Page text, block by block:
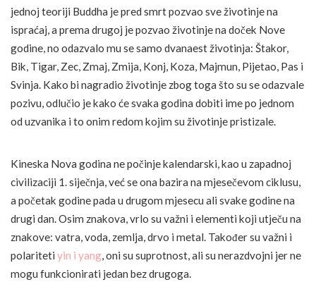
jednoj teoriji Buddha je pred smrt pozvao sve životinje na
ispraćaj, a prema drugoj je pozvao životinje na doček Nove
godine, no odazvalo mu se samo dvanaest životinja: Štakor,
Bik, Tigar, Zec, Zmaj, Zmija, Konj, Koza, Majmun, Pijetao, Pas i
Svinja. Kako bi nagradio životinje zbog toga što su se odazvale
pozivu, odlučio je kako će svaka godina dobiti ime po jednom
od uzvanika i to onim redom kojim su životinje pristizale.
Kineska Nova godina ne počinje kalendarski, kao u zapadnoj
civilizaciji 1. siječnja, već se ona bazira na mjesečevom ciklusu,
a početak godine pada u drugom mjesecu ali svake godine na
drugi dan. Osim znakova, vrlo su važni i elementi koji utječu na
znakove: vatra, voda, zemlja, drvo i metal. Također su važni i
polariteti yin i yang, oni su suprotnost, ali su nerazdvojni jer ne
mogu funkcionirati jedan bez drugoga.